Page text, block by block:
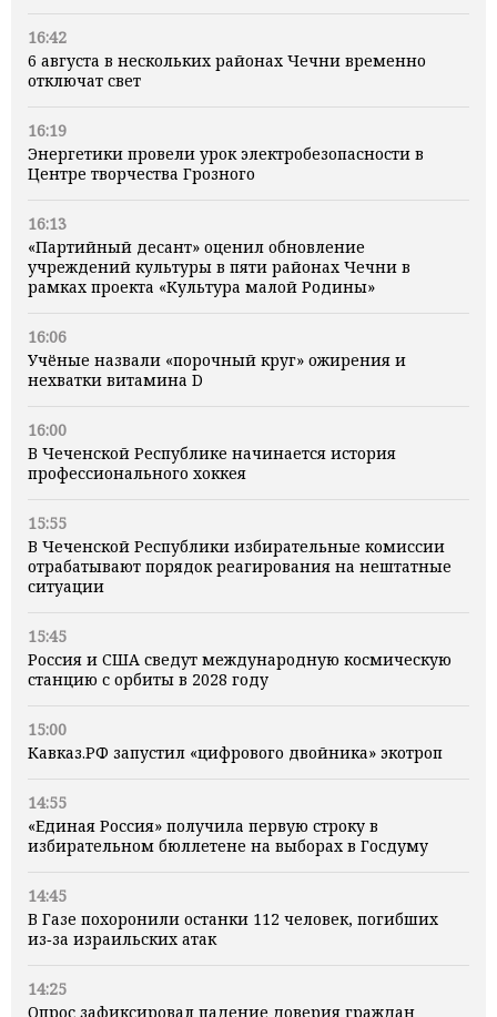
16:42
6 августа в нескольких районах Чечни временно
отключат свет
16:19
Энергетики провели урок электробезопасности в
Центре творчества Грозного
16:13
«Партийный десант» оценил обновление
учреждений культуры в пяти районах Чечни в
рамках проекта «Культура малой Родины»
16:06
Учёные назвали «порочный круг» ожирения и
нехватки витамина D
16:00
В Чеченской Республике начинается история
профессионального хоккея
15:55
В Чеченской Республики избирательные комиссии
отрабатывают порядок реагирования на нештатные
ситуации
15:45
Россия и США сведут международную космическую
станцию с орбиты в 2028 году
15:00
Кавказ.РФ запустил «цифрового двойника» экотроп
14:55
«Единая Россия» получила первую строку в
избирательном бюллетене на выборах в Госдуму
14:45
В Газе похоронили останки 112 человек, погибших
из‑за израильских атак
14:25
Опрос зафиксировал падение доверия граждан